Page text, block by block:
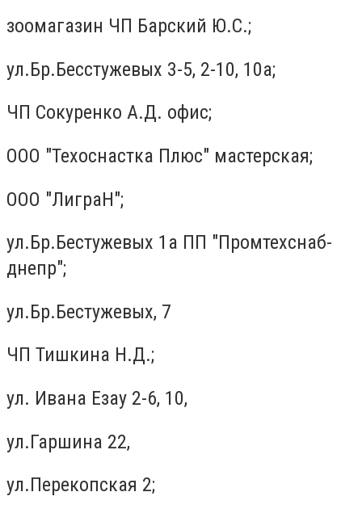
зоомагазин ЧП Барский Ю.С.;
ул.Бр.Бесстужевых 3-5, 2-10, 10а;
ЧП Сокуренко А.Д. офис;
ООО "Техоснастка Плюс" мастерская;
ООО "ЛиграН";
ул.Бр.Бестужевых 1а ПП "Промтехснаб-
днепр";
ул.Бр.Бестужевых, 7
ЧП Тишкина Н.Д.;
ул. Ивана Езау 2-6, 10,
ул.Гаршина 22,
ул.Перекопская 2;